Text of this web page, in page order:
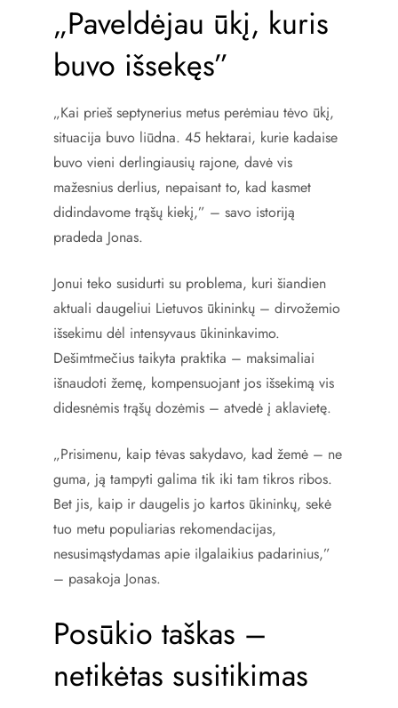
„Paveldėjau ūkį, kuris
buvo išsekęs”
„Kai prieš septynerius metus perėmiau tėvo ūkį,
situacija buvo liūdna. 45 hektarai, kurie kadaise
buvo vieni derlingiausių rajone, davė vis
mažesnius derlius, nepaisant to, kad kasmet
didindavome trąšų kiekį,” – savo istoriją
pradeda Jonas.
Jonui teko susidurti su problema, kuri šiandien
aktuali daugeliui Lietuvos ūkininkų – dirvožemio
išsekimu dėl intensyvaus ūkininkavimo.
Dešimtmečius taikyta praktika – maksimaliai
išnaudoti žemę, kompensuojant jos išsekimą vis
didesnėmis trąšų dozėmis – atvedė į aklavietę.
„Prisimenu, kaip tėvas sakydavo, kad žemė – ne
guma, ją tampyti galima tik iki tam tikros ribos.
Bet jis, kaip ir daugelis jo kartos ūkininkų, sekė
tuo metu populiarias rekomendacijas,
nesusimąstydamas apie ilgalaikius padarinius,”
– pasakoja Jonas.
Posūkio taškas –
netikėtas susitikimas